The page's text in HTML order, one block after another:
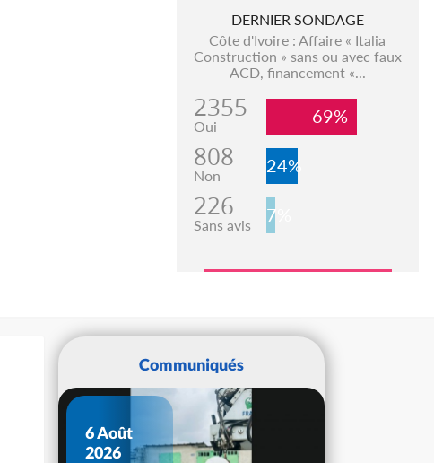
DERNIER SONDAGE
Côte d'Ivoire : Affaire « Italia
Construction » sans ou avec faux
ACD, financement «...
2355
Oui 69%
808
Non 24%
226
Sans avis 7%
Communiqués
6 Août
2026